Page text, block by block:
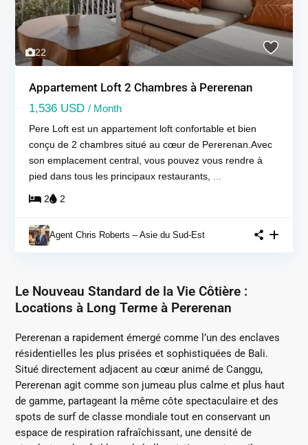
22
Appartement Loft 2 Chambres à Pererenan
1,536 USD / Month
Pere Loft est un appartement loft confortable et bien
conçu de 2 chambres situé au cœur de Pererenan.Avec
son emplacement central, vous pouvez vous rendre à
pied dans tous les principaux restaurants,
2 2
Agent Chris Roberts – Asie du Sud-Est
Le Nouveau Standard de la Vie Côtière :
Locations à Long Terme à Pererenan
Pererenan a rapidement émergé comme l’un des enclaves
résidentielles les plus prisées et sophistiquées de Bali.
Situé directement adjacent au cœur animé de Canggu,
Pererenan agit comme son jumeau plus calme et plus haut
de gamme, partageant la même côte spectaculaire et des
spots de surf de classe mondiale tout en conservant un
espace de respiration rafraîchissant, une densité de